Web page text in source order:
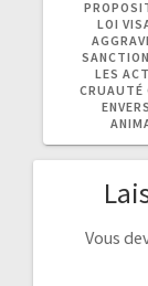
LOI
LES
CRUAUTÉ
Vous